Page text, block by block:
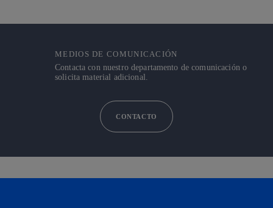
MEDIOS DE COMUNICACIÓN
Contacta con nuestro departamento de comunicación o
solicita material adicional.
CONTACTO